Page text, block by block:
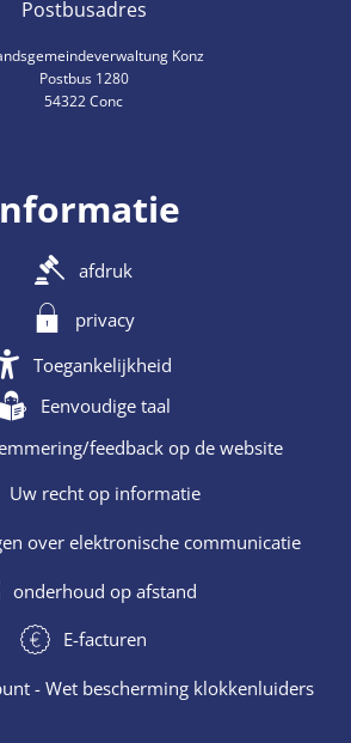
Postbusadres
Konz
Postbus 1280
54322 Conc
afdruk
privacy
Toegankelijkheid
Eenvoudige taal
feedback op de website
Uw recht op informatie
over elektronische communicatie
onderhoud op afstand
E-facturen
- Wet bescherming klokkenluiders